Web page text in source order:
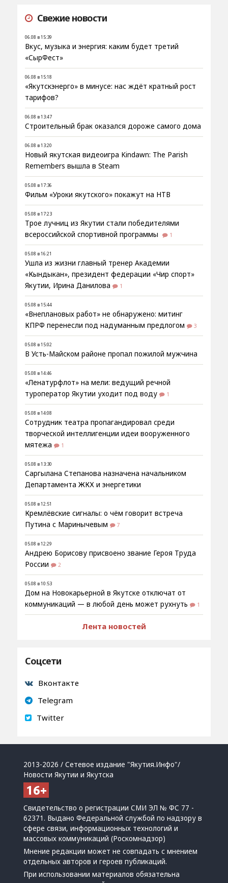
Свежие новости
06.08 в 15:39
Вкус, музыка и энергия: каким будет третий
«СырФест»
06.08 в 15:18
«Якутскэнерго» в минусе: нас ждёт кратный рост
тарифов?
06.08 в 13:47
Строительный брак оказался дороже самого дома
06.08 в 13:20
Новый якутская видеоигра Kindawn: The Parish
Remembers вышла в Steam
05.08 в 17:36
Фильм «Уроки якутского» покажут на НТВ
05.08 в 17:23
Трое лучниц из Якутии стали победителями
всероссийской спортивной программы
1
05.08 в 16:21
Ушла из жизни главный тренер Академии
«Кындыкан», президент федерации «Чир спорт»
Якутии, Ирина Данилова
1
05.08 в 15:44
«Внеплановых работ» не обнаружено: митинг
КПРФ перенесли под надуманным предлогом
3
05.08 в 15:02
В Усть-Майском районе пропал пожилой мужчина
05.08 в 14:46
«Ленатурфлот» на мели: ведущий речной
туроператор Якутии уходит под воду
1
05.08 в 14:08
Сотрудник театра пропагандировал среди
творческой интеллигенции идеи вооруженного
мятежа
1
05.08 в 13:30
Саргылана Степанова назначена начальником
Департамента ЖКХ и энергетики
05.08 в 12:51
Кремлёвские сигналы: о чём говорит встреча
Путина с Маринычевым
7
05.08 в 12:29
Андрею Борисову присвоено звание Героя Труда
России
2
05.08 в 10:53
Дом на Новокарьерной в Якутске отключат от
коммуникаций — в любой день может рухнуть
1
Лента новостей
Соцсети
Вконтакте
Telegram
Twitter
2013-2026 / Сетевое издание "Якутия.Инфо"/
Новости Якутии и Якутска
Свидетельство о регистрации СМИ ЭЛ № ФС 77 -
62371. Выдано Федеральной службой по надзору в
сфере связи, информационных технологий и
массовых коммуникаций (Роскомнадзор)
Мнение редакции может не совпадать с мнением
отдельных авторов и героев публикаций.
При использовании материалов обязательна